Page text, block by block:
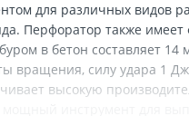
для различных видов
Перфоратор также
в бетон составляет 14
вращения, силу удара 1
высокую